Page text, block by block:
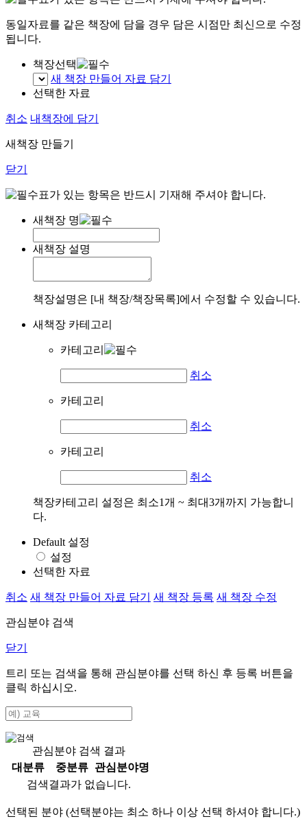
동일자료를 같은 책장에 담을 경우 담은 시점만 최신으로 수정
됩니다.
책장선택
새 책장 만들어 자료 담기
선택한 자료
취소 내책장에 담기
새책장 만들기
닫기
표가 있는 항목은 반드시 기재해 주셔야 합니다.
새책장 명
새책장 설명
책장설명은 [내 책장/책장목록]에서 수정할 수 있습니다.
새책장 카테고리
카테고리
취소
카테고리
취소
카테고리
취소
책장카테고리 설정은 최소1개 ~ 최대3개까지 가능합니
다.
Default 설정
설정
선택한 자료
취소 새 책장 만들어 자료 담기 새 책장 등록 새 책장 수정
관심분야 검색
닫기
트리 또는 검색을 통해 관심분야를 선택 하신 후 등록 버튼을
클릭 하십시오.
관심분야 검색 결과
대분류
중분류
관심분야명
검색결과가 없습니다.
선택된 분야 (선택분야는 최소 하나 이상 선택 하셔야 합니다.)